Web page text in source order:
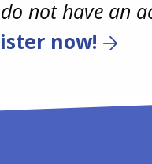
not have an
now!